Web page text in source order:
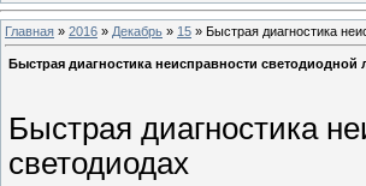
Главная » 2016 » Декабрь » 15 » Быстрая диагностика
Быстрая диагностика неисправности светодиодной
Быстрая диагностика
светодиодах